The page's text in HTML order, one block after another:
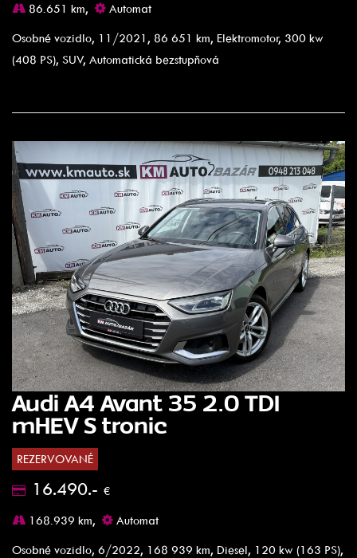
86.651 km,
Automat
Osobné vozidlo, 11/2021, 86 651 km, Elektromotor, 300 kw
(408 PS), SUV, Automatická bezstupňová
Audi A4 Avant 35 2.0 TDI
mHEV S tronic
REZERVOVANÉ
16.490.- €
168.939 km,
Automat
Osobné vozidlo, 6/2022, 168 939 km, Diesel, 120 kw (163 PS),